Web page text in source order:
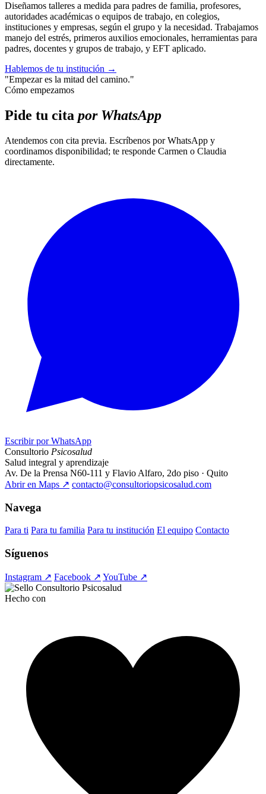
Diseñamos talleres a medida para padres de familia, profesores,
autoridades académicas o equipos de trabajo, en colegios,
instituciones y empresas, según el grupo y la necesidad. Trabajamos
manejo del estrés, primeros auxilios emocionales, herramientas para
padres, docentes y grupos de trabajo, y EFT aplicado.
Hablemos de tu institución →
"Empezar es la mitad del camino."
Cómo empezamos
Pide tu cita por WhatsApp
Atendemos con cita previa. Escríbenos por WhatsApp y
coordinamos disponibilidad; te responde Carmen o Claudia
directamente.
Escribir por WhatsApp
Consultorio Psicosalud
Salud integral y aprendizaje
Av. De la Prensa N60-111 y Flavio Alfaro, 2do piso · Quito
Abrir en Maps ↗ contacto@consultoriopsicosalud.com
Navega
Para ti Para tu familia Para tu institución El equipo Contacto
Síguenos
Instagram ↗ Facebook ↗ YouTube ↗
Hecho con